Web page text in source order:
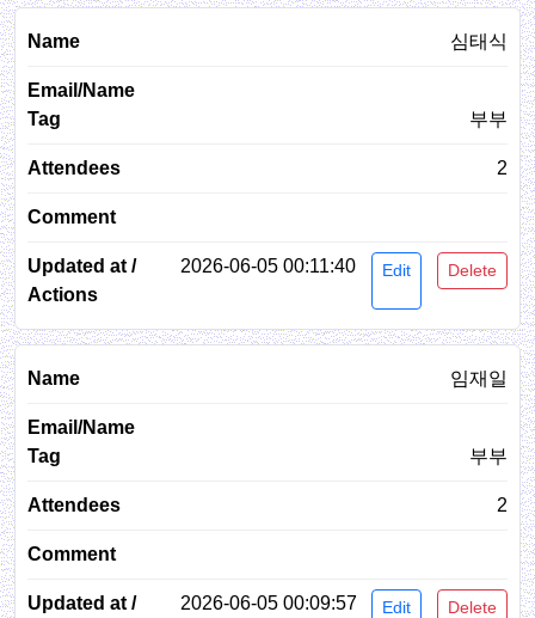
심태식
부부
2
2026-06-05 00:11:40 Edit Delete
임재일
부부
2
2026-06-05 00:09:57 Edit Delete